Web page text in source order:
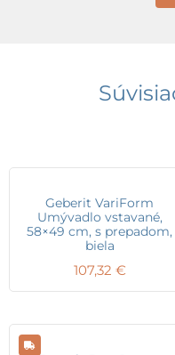
Geberit VariForm
Umývadlo vstavané,
58×49 cm, s prepadom,
biela
107,32 €